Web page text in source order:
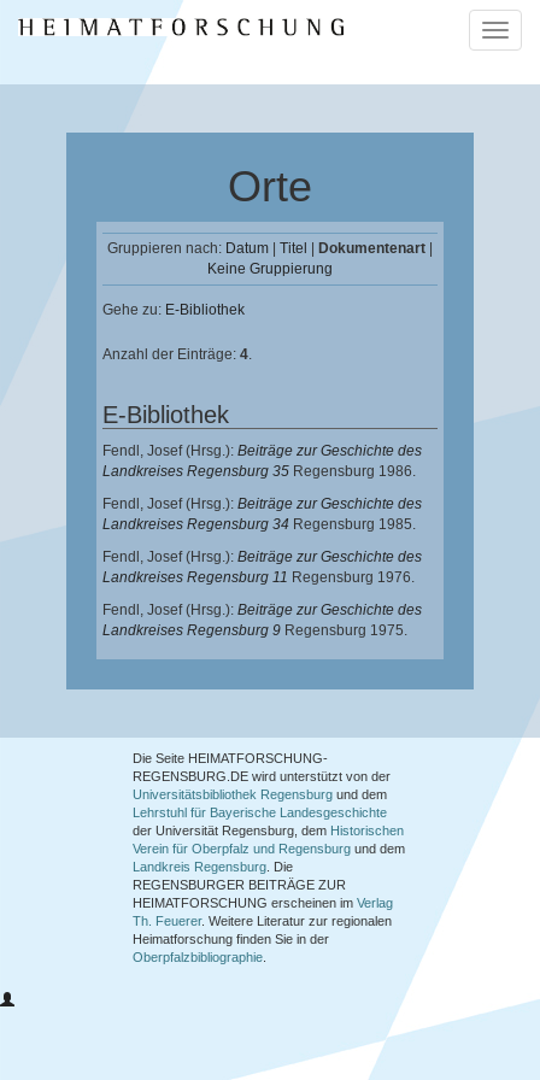
ein-/
Orte
Gruppieren nach: Datum Titel Dokumentenart
Keine Gruppierung
Gehe zu: E-Bibliothek
Anzahl der Einträge: 4.
E-Bibliothek
Fendl, Josef(Hrsg.): Beiträge zur Geschichte des
Landkreises Regensburg 35 Regensburg 1986.
Fendl, Josef(Hrsg.): Beiträge zur Geschichte des
Landkreises Regensburg 34 Regensburg 1985.
Fendl, Josef(Hrsg.): Beiträge zur Geschichte des
Landkreises Regensburg 11 Regensburg 1976.
Fendl, Josef(Hrsg.): Beiträge zur Geschichte des
Landkreises Regensburg 9 Regensburg 1975.
Die Seite HEIMATFORSCHUNG-
REGENSBURG.DE wird unterstützt von der
Universitätsbibliothek Regensburg und dem
Lehrstuhl für Bayerische Landesgeschichte
der Universität Regensburg, dem Historischen
Verein für Oberpfalz und Regensburg und dem
Landkreis Regensburg . Die
REGENSBURGER BEITRÄGE ZUR
HEIMATFORSCHUNG erscheinen im Verlag
Th. Feuerer. Weitere Literatur zur regionalen
Heimatforschung finden Sie in der
Oberpfalzbibliographie